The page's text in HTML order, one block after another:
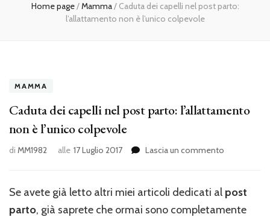
Home page/Mamma/ Caduta dei capelli nel post parto:
l’allattamento non è l’unico colpevole
MAMMA
Caduta dei capelli nel post parto: l’allattamento
non è l’unico colpevole
di MM1982 alle 17 Luglio 2017 Lascia un commento
capelli
nel
post
Se avete già letto altri miei articoli dedicati al post
parto, già saprete che ormai sono completamente